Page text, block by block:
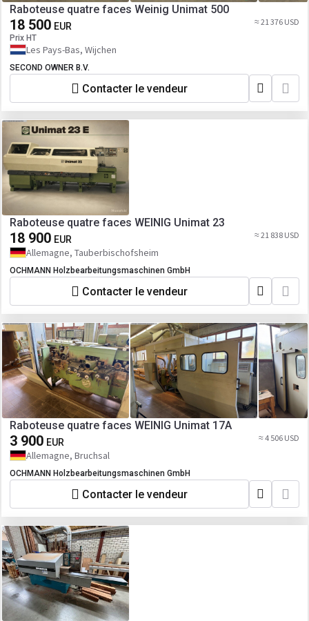
Raboteuse quatre faces Weinig Unimat 500
18 500 EUR
Prix HT
≈ 21 376 USD
Les Pays-Bas, Wijchen
SECOND OWNER B.V.
Contacter le vendeur
Raboteuse quatre faces WEINIG Unimat 23
18 900 EUR ≈ 21 838 USD
Allemagne, Tauberbischofsheim
OCHMANN Holzbearbeitungsmaschinen GmbH
Contacter le vendeur
Raboteuse quatre faces WEINIG Unimat 17A
3 900 EUR ≈ 4 506 USD
Allemagne, Bruchsal
OCHMANN Holzbearbeitungsmaschinen GmbH
Contacter le vendeur